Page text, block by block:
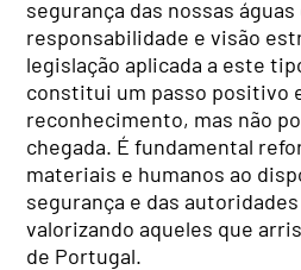
segurança das nossas
responsabilidade e visão
legislação aplicada a este
constitui um passo positivo
reconhecimento, mas não
chegada. É fundamental
materiais e humanos ao
segurança e das
valorizando aqueles que
de Portugal.